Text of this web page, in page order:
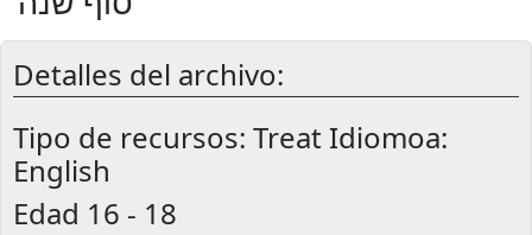
Detalles del archivo:
Tipo de recursos: Treat Idiomoa:
English
Edad 16 - 18